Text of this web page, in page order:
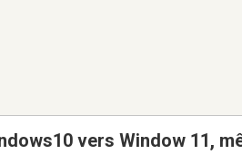
vers Window 11,